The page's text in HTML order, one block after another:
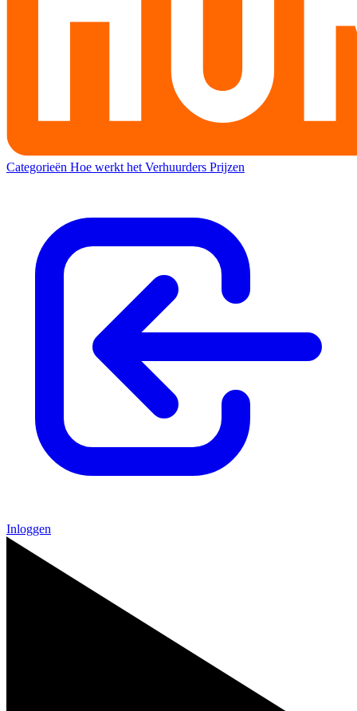
Categorieën Hoe werkt het Verhuurders Prijzen
Inloggen